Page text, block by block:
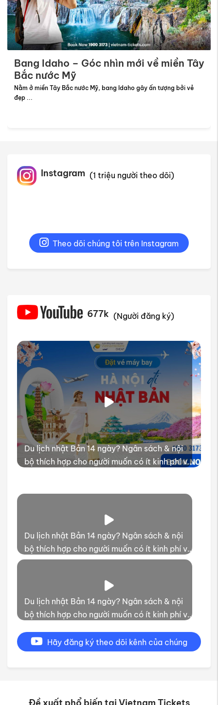
Bang Idaho – Góc nhìn mới về miền Tây
Bắc nước Mỹ
Nằm ở miền Tây Bắc nước Mỹ, bang Idaho gây ấn tượng bởi vẻ
đẹp ...
Instagram (1 triệu người theo dõi)
Theo dõi chúng tôi trên Instagram
677k (Người đăng ký)
Du lịch nhật Bản 14 ngày? Ngân sách & nội
bộ thích hợp cho người muốn có ít kinh phí và
Du lịch nhật Bản 14 ngày? Ngân sách & nội
bộ thích hợp cho người muốn có ít kinh phí và
thời gian trải nghiệm
Du lịch nhật Bản 14 ngày? Ngân sách & nội
bộ thích hợp cho người muốn có ít kinh phí và
Hãy đăng ký theo dõi kênh của chúng